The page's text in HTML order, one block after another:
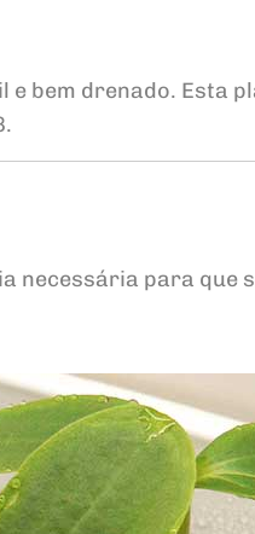
bem drenado. Esta
necessária para que